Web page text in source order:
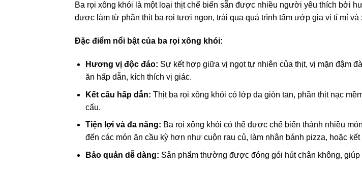
Ba rọi xông khói là một loại thịt chế biến sẵn được nhiều người yêu thích bởi
được làm từ phần thịt ba rọi tươi ngon, trải qua quá trình tẩm ướp gia vị tỉ mỉ
Đặc điểm nổi bật của ba rọi xông khói:
Hương vị độc đáo: Sự kết hợp giữa vị ngọt tự nhiên của thịt, vị mặn đậm
ăn hấp dẫn, kích thích vị giác.
Kết cấu hấp dẫn: Thịt ba rọi xông khói có lớp da giòn tan, phần thịt nạc
cấu.
Tiện lợi và đa năng: Ba rọi xông khói có thể được chế biến thành nhiều
đến các món ăn cầu kỳ hơn như cuộn rau củ, làm nhân bánh pizza, hoặc
Bảo quản dễ dàng: Sản phẩm thường được đóng gói hút chân không,